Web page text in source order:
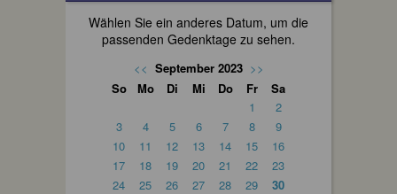
Wählen Sie ein anderes Datum, um die
passenden Gedenktage zu sehen.
<< September 2023 >>
So
Mo Di Mi Do Fr
Sa
1
2
3
4 5 6 7 8
9
10
11 12 13 14 15
16
17
18 19 20 21 22
23
24
25 26 27 28 29 30